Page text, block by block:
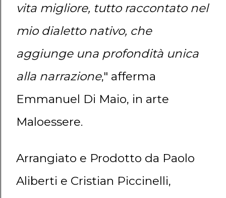
vita migliore, tutto raccontato nel
mio dialetto nativo, che
aggiunge una profondità unica
alla narrazione," afferma
Emmanuel Di Maio, in arte
Maloessere.
Arrangiato e Prodotto da Paolo
Aliberti e Cristian Piccinelli,